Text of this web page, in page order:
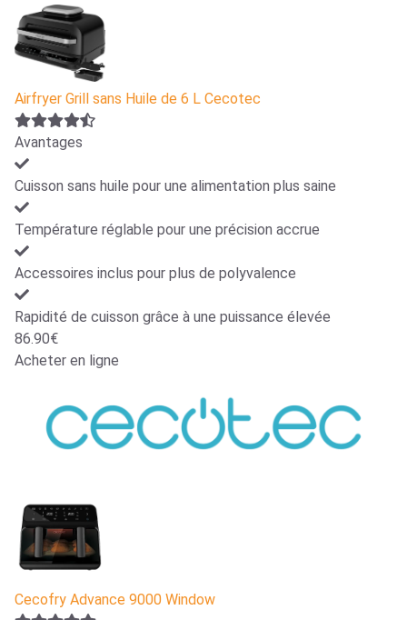
Airfryer Grill sans Huile de 6 L Cecotec
Avantages
Cuisson sans huile pour une alimentation plus saine
Température réglable pour une précision accrue
Accessoires inclus pour plus de polyvalence
Rapidité de cuisson grâce à une puissance élevée
86.90€
Acheter en ligne
Cecofry Advance 9000 Window